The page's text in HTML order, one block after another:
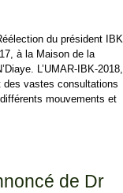
du président IBK
à la Maison de la
L’UMAR-IBK-2018,
des vastes consultations
mouvements et
de Dr